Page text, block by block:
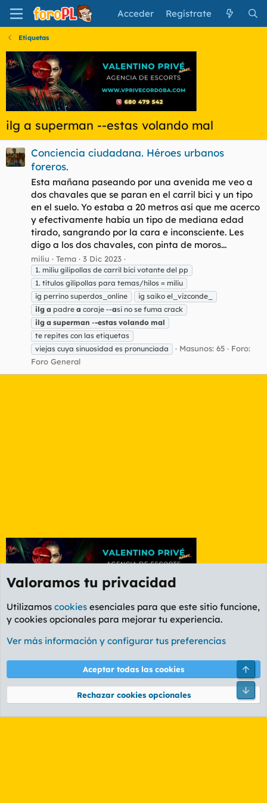
Acceder Regístrate
Etiquetas
ilg a superman --estas volando mal
Conciencia ciudadana. Héroes urbanos
foreros.
Esta mañana paseando por una avenida me veo a
dos chavales que se paran en el carril bici y un tipo
en el suelo. Yo estaba a 20 metros así que me acerco
y efectivamente había un tipo de mediana edad
tirado, sangrando por la cara e inconsciente. Les
digo a los dos chavales, con pinta de moros...
miliu Tema 3 Dic 2023
1. miliu gilipollas de carril bici votante del pp
1. títulos gilipollas para temas/hilos = miliu
ig perrino superdos_online
ig saiko el_vizconde_
ilg a padre a coraje --asi no se fuma crack
ilg a superman --estas volando mal
te repites con las etiquetas
viejas cuya sinuosidad es pronunciada
Masunos: 65
Foro:
Foro General
Etiquetas
Cookies
PL OLDSTYLE AMARILLO
Términos y reglas Política de privacidad Ayuda
Community platform by XenForo® © 2010-2026 XenForo Ltd.
Valoramos tu privacidad
Utilizamos cookies esenciales para que este sitio funcione,
y cookies opcionales para mejorar tu experiencia.
Ver más información y configurar tus preferencias
Aceptar todas las cookies
Rechazar cookies opcionales
Pie